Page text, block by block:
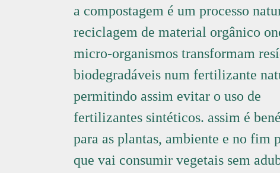
a compostagem é um processo
reciclagem de material orgânico
micro-organismos transformam
biodegradáveis num fertilizante
permitindo assim evitar o uso de
fertilizantes sintéticos. assim é
para as plantas, ambiente e no fim
que vai consumir vegetais sem